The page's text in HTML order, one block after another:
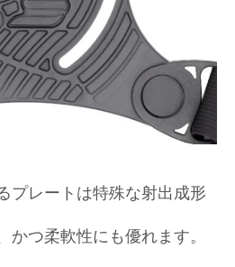
プレートは特殊な射出成形
かつ柔軟性にも優れます。